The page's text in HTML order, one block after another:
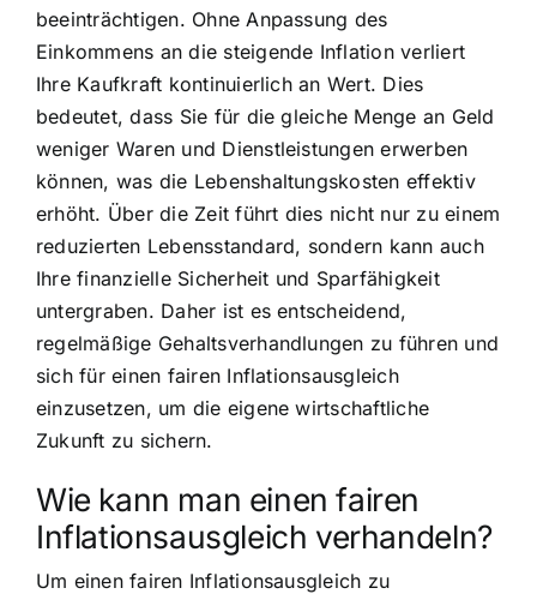
beeinträchtigen. Ohne Anpassung des
Einkommens an die steigende Inflation verliert
Ihre Kaufkraft kontinuierlich an Wert. Dies
bedeutet, dass Sie für die gleiche Menge an Geld
weniger Waren und Dienstleistungen erwerben
können, was die Lebenshaltungskosten effektiv
erhöht. Über die Zeit führt dies nicht nur zu einem
reduzierten Lebensstandard, sondern kann auch
Ihre finanzielle Sicherheit und Sparfähigkeit
untergraben. Daher ist es entscheidend,
regelmäßige Gehaltsverhandlungen zu führen und
sich für einen fairen Inflationsausgleich
einzusetzen, um die eigene wirtschaftliche
Zukunft zu sichern.
Wie kann man einen fairen
Inflationsausgleich verhandeln?
Um einen fairen Inflationsausgleich zu